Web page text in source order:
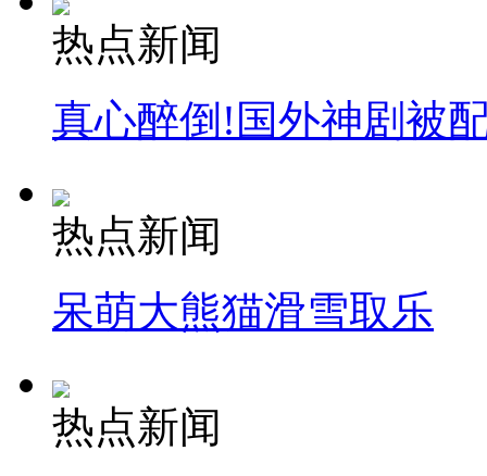
纽约上演“枕头大战”
热点新闻
真心醉倒!国外神剧被
热点新闻
呆萌大熊猫滑雪取乐
热点新闻